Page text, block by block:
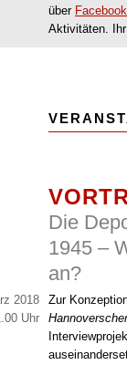
über Facebook
Aktivitäten.
Die
1945 –
an?
2018
Uhr
Zur